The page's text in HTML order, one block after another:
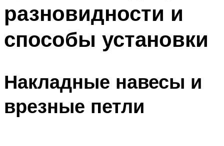
разновидности и
способы установки
Накладные навесы и
врезные петли